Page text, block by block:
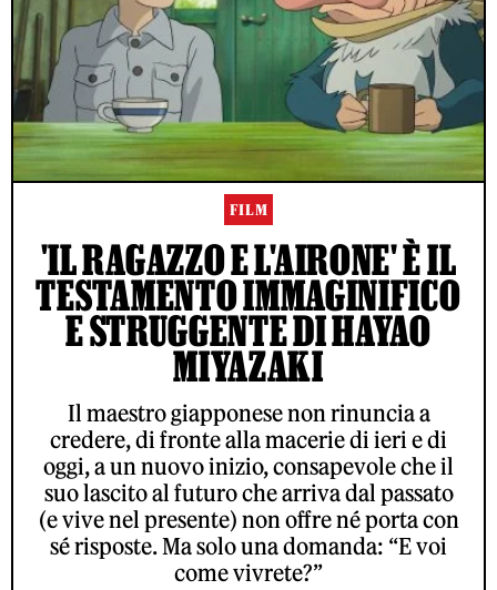
FILM
'IL RAGAZZO E L'AIRONE' È IL
TESTAMENTO IMMAGINIFICO
E STRUGGENTE DI HAYAO
MIYAZAKI
Il maestro giapponese non rinuncia a
credere, di fronte alla macerie di ieri e di
oggi, a un nuovo inizio, consapevole che il
suo lascito al futuro che arriva dal passato
(e vive nel presente) non offre né porta con
sé risposte. Ma solo una domanda: “E voi
come vivrete?”